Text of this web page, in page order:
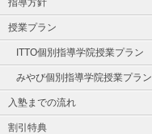
指導方針
授業プラン
ITTO個別指導学院授業プラン
みやび個別指導学院授業プラン
入塾までの流れ
割引特典